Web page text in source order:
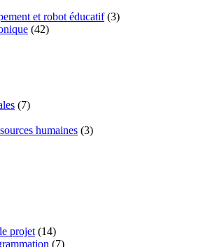
et robot éducatif(3)
(42)
(7)
humaines (3)
projet (14)
(7)